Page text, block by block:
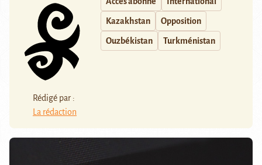
Rédigé par :
La rédaction
Kazakhstan Opposition
Ouzbékistan Turkménistan